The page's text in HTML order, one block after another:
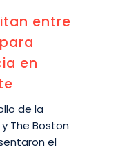
entre
en
de la
The Boston
el